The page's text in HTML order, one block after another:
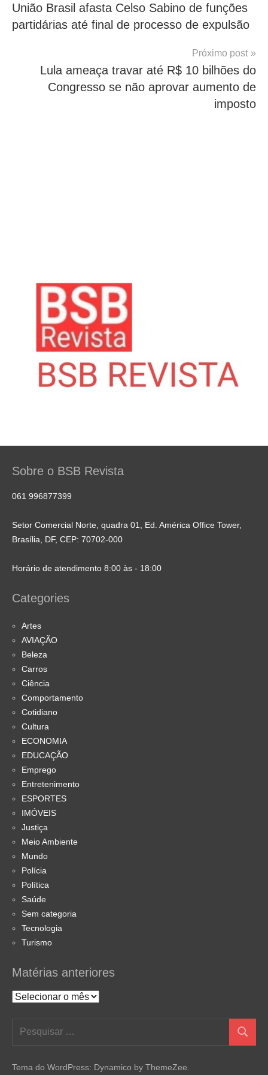
de
Post
União Brasil afasta Celso Sabino de funções
partidárias até final de processo de expulsão
Próximo post
Lula ameaça travar até R$ 10 bilhões do
Congresso se não aprovar aumento de
imposto
Sobre o BSB Revista
061 996877399
Setor Comercial Norte, quadra 01, Ed. América Office Tower,
Brasília, DF, CEP: 70702-000
Horário de atendimento 8:00 às - 18:00
Categories
Artes
AVIAÇÃO
Beleza
Carros
Ciência
Comportamento
Cotidiano
Cultura
ECONOMIA
EDUCAÇÃO
Emprego
Entretenimento
ESPORTES
IMÓVEIS
Justiça
Meio Ambiente
Mundo
Polícia
Política
Saúde
Sem categoria
Tecnologia
Turismo
Matérias anteriores
Matérias
Tema do WordPress: Dynamico by ThemeZee.